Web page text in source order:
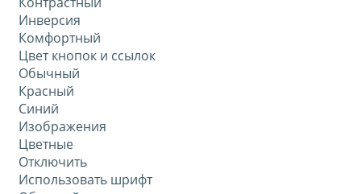
Инверсия
Комфортный
Цвет кнопок и ссылок
Обычный
Красный
Синий
Изображения
Цветные
Отключить
Использовать шрифт